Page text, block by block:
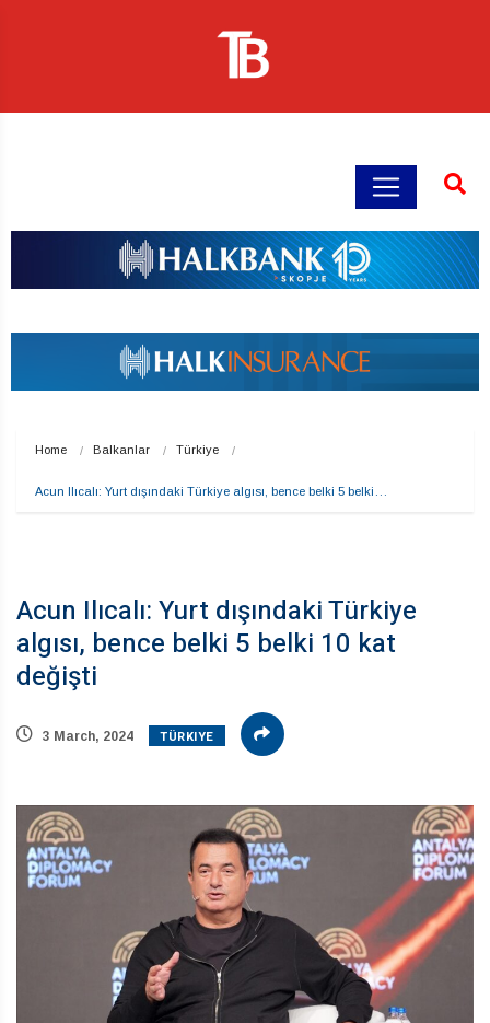
Home Balkanlar Türkiye
Acun Ilıcalı: Yurt dışındaki Türkiye algısı, bence belki 5 belki…
Acun Ilıcalı: Yurt dışındaki Türkiye
algısı, bence belki 5 belki 10 kat
değişti
3 March, 2024 TÜRKIYE